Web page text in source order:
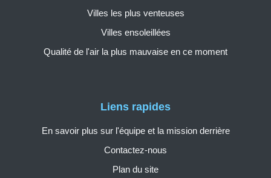
Liens rapides
En savoir plus sur l'équipe et la mission derrière
Contactez-nous
Plan du site
Villes les plus venteuses
Villes ensoleillées
Qualité de l'air la plus mauvaise en ce moment